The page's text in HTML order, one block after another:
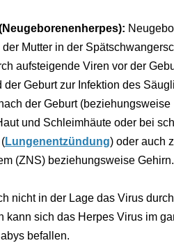
Mutter in der
aufsteigende Viren vor der
Geburt zur Infektion des
der Geburt (beziehungsweise
und Schleimhäute oder bei
Lungenentzündung) oder auch
(ZNS) beziehungsweise
nicht in der Lage das Virus
kann sich das Herpes Virus im
befallen.